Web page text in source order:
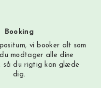
Booking
vi booker alt som
modtager alle dine
så du rigtig kan glæde
dig.